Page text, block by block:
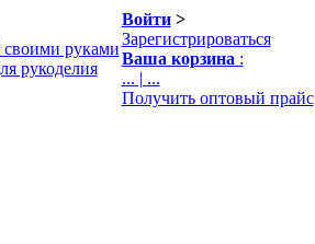
рукоделия
Войти>
Зарегистрироваться
Ваша корзина :
... | ...
Получить оптовый прайс